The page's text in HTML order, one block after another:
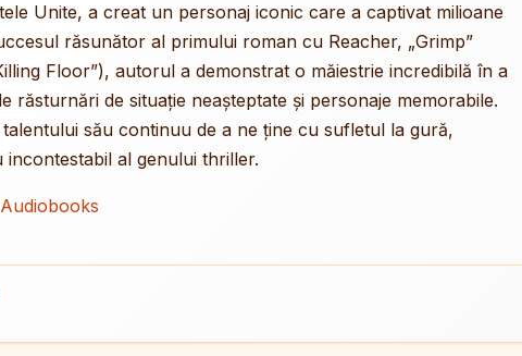
Unite, a creat un personaj iconic care a captivat milioane
răsunător al primului roman cu Reacher, „Grimp”
Floor”), autorul a demonstrat o măiestrie incredibilă în a
răsturnări de situație neașteptate și personaje memorabile.
talentului său continuu de a ne ține cu sufletul la gură,
al genului thriller.